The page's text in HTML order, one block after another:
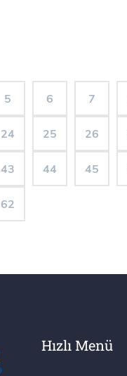
5 6 7
24 25 26
43 44 45
62
Hızlı Menü